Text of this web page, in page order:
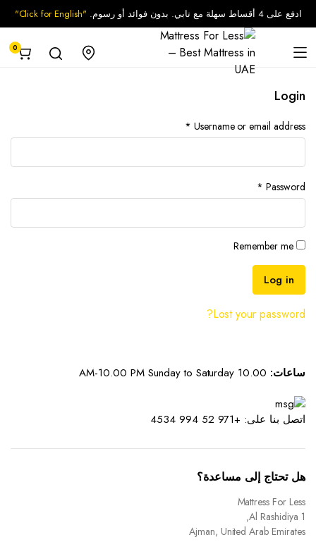
ادفع على 4 أقساط سهلة مع تابي. بدون فوائد أو رسوم. "Click for English"
0
Login
Username or email address
*
Password
*مطلوبة
Remember me
Log in
Lost your password?
ساعات:
اتصل بنا على: +971 52 994 4534
هل تحتاج إلى مساعدة؟
Mattress For Less
Al Rashidiya 1,
Ajman, United Arab Emirates